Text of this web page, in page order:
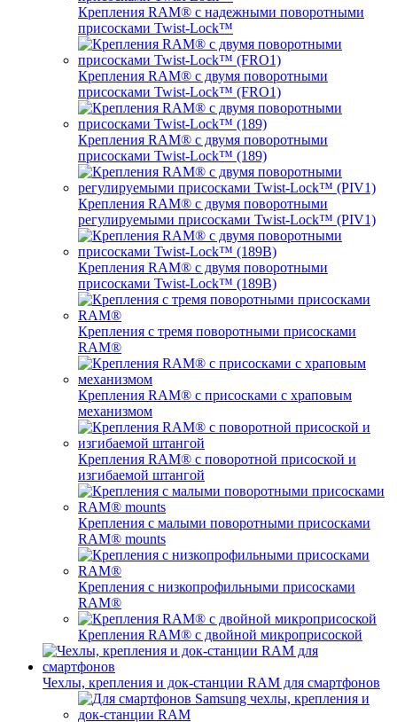
Крепления RAM® с надежными поворотными
присосками Twist-Lock™
Крепления RAM® с двумя поворотными
присосками Twist-Lock™ (FRO1)
Крепления RAM® с двумя поворотными
присосками Twist-Lock™ (189)
Крепления RAM® с двумя поворотными
регулируемыми присосками Twist-Lock™ (PIV1)
Крепления RAM® с двумя поворотными
присосками Twist-Lock™ (189B)
Крепления с тремя поворотными присосками
RAM®
Крепления RAM® с присосками с храповым
механизмом
Крепления RAM® с поворотной присоской и
изгибаемой штангой
Крепления с малыми поворотными присосками
RAM® mounts
Крепления с низкопрофильными присосками
RAM®
Крепления RAM® с двойной микроприсоской
Чехлы, крепления и док-станции RAM для смартфонов